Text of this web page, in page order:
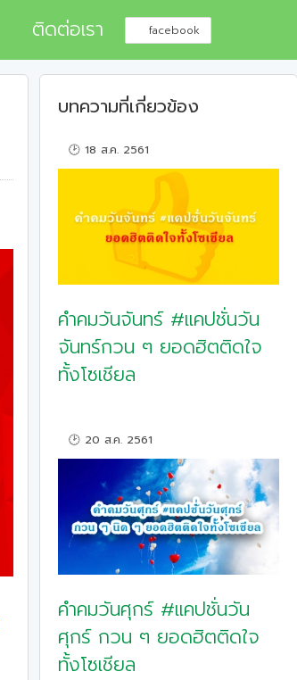
ติดต่อเรา facebook
บทความที่เกี่ยวข้อง
🕑 18 ส.ค. 2561
คำคมวันจันทร์ #แคปชั่นวัน
จันทร์กวน ๆ ยอดฮิตติดใจ
ทั้งโซเชียล
🕑 20 ส.ค. 2561
คำคมวันศุกร์ #แคปชั่นวัน
ศุกร์ กวน ๆ ยอดฮิตติดใจ
ทั้งโซเชียล